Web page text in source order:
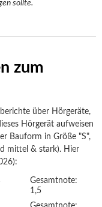
sollte.
zum
über Hörgeräte,
Hörgerät aufweisen
Bauform in Größe "S",
mittel & stark). Hier
Gesamtnote:
1,5